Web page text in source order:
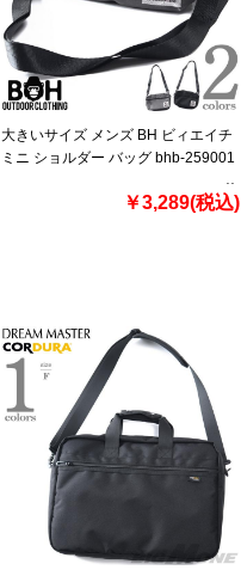
大きいサイズ メンズ BH ビィエイチ
ミニ ショルダー バッグ bhb-259001
￥3,289(税込)